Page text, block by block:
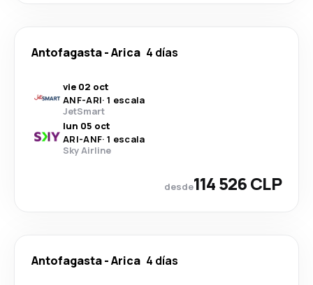
Antofagasta-Arica 4 días
vie 02 oct
ANF-ARI· 1 escala
JetSmart
lun 05 oct
ARI-ANF· 1 escala
Sky Airline
desde114 526 CLP
Antofagasta-Arica 4 días